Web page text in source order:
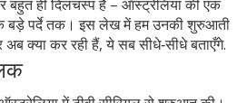
ही दिलचस्प है – ऑस्ट्रेलिया की एक
बड़े पर्दे तक। इस लेख में हम उनकी शुरुआती
क्या कर रही हैं, ये सब सीधे‑सीधे बताएँगे.